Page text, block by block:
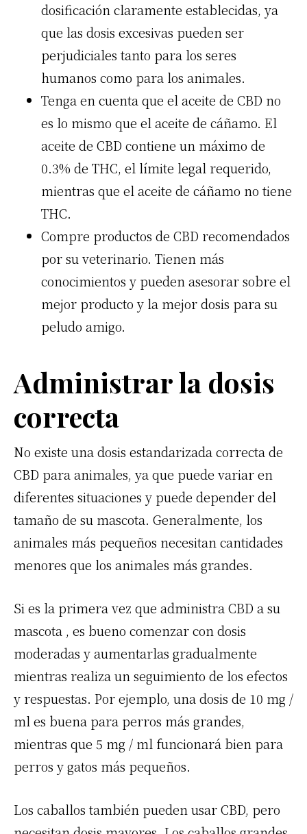
dosificación claramente establecidas, ya
que las dosis excesivas pueden ser
perjudiciales tanto para los seres
humanos como para los animales.
Tenga en cuenta que el aceite de CBD no
es lo mismo que el aceite de cáñamo. El
aceite de CBD contiene un máximo de
0.3% de THC, el límite legal requerido,
mientras que el aceite de cáñamo no tiene
THC.
Compre productos de CBD recomendados
por su veterinario. Tienen más
conocimientos y pueden asesorar sobre el
mejor producto y la mejor dosis para su
peludo amigo.
Administrar la dosis
correcta
No existe una dosis estandarizada correcta de
CBD para animales, ya que puede variar en
diferentes situaciones y puede depender del
tamaño de su mascota. Generalmente, los
animales más pequeños necesitan cantidades
menores que los animales más grandes.
Si es la primera vez que administra CBD a su
mascota , es bueno comenzar con dosis
moderadas y aumentarlas gradualmente
mientras realiza un seguimiento de los efectos
y respuestas. Por ejemplo, una dosis de 10 mg /
ml es buena para perros más grandes,
mientras que 5 mg / ml funcionará bien para
perros y gatos más pequeños.
Los caballos también pueden usar CBD, pero